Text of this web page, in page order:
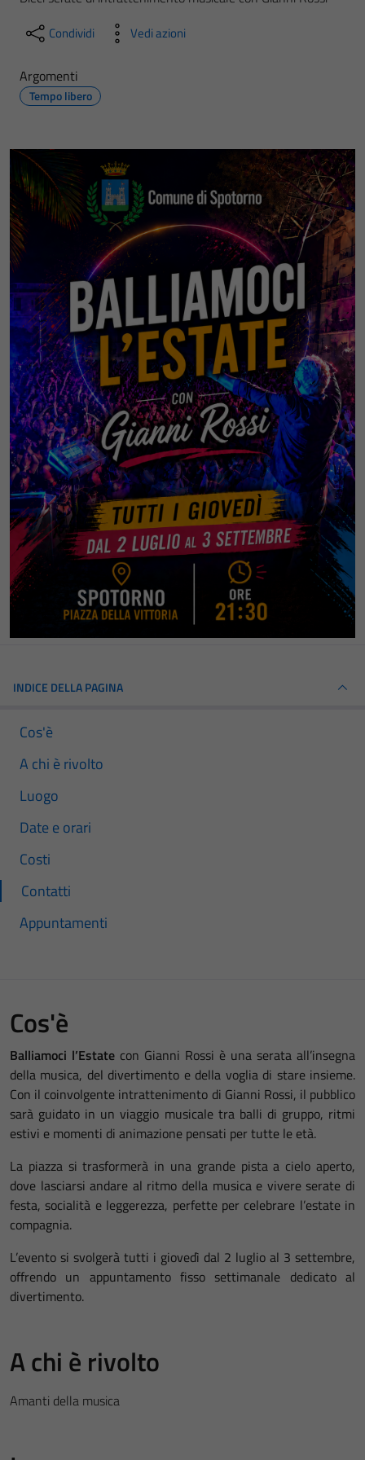
Condividi Vedi azioni
Argomenti
Tempo libero
INDICE DELLA PAGINA
Cos'è
A chi è rivolto
Luogo
Date e orari
Costi
Contatti
Appuntamenti
Cos'è
Balliamoci l’Estate con Gianni Rossi è una serata all’insegna
della musica, del divertimento e della voglia di stare insieme.
Con il coinvolgente intrattenimento di Gianni Rossi, il pubblico
sarà guidato in un viaggio musicale tra balli di gruppo, ritmi
estivi e momenti di animazione pensati per tutte le età.
La piazza si trasformerà in una grande pista a cielo aperto,
dove lasciarsi andare al ritmo della musica e vivere serate di
festa, socialità e leggerezza, perfette per celebrare l’estate in
compagnia.
L’evento si svolgerà tutti i giovedì dal 2 luglio al 3 settembre,
offrendo un appuntamento fisso settimanale dedicato al
divertimento.
A chi è rivolto
Amanti della musica